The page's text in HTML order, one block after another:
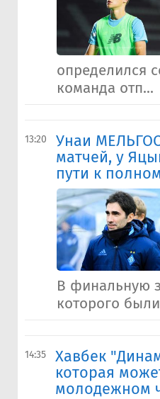
определился
команда отп...
13:20
Унаи
матчей, у
пути к
В финальную
которого
14:35
Хавбек
которая
молодежном